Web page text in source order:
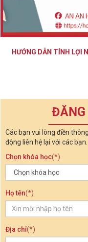
HƯỚNG DẪN TÍNH LỢI
ĐĂNG
Các bạn vui lòng điền
động liên hệ lại với các bạn.
Chọn khóa học(*)
Họ tên(*)
Địa chỉ(*)